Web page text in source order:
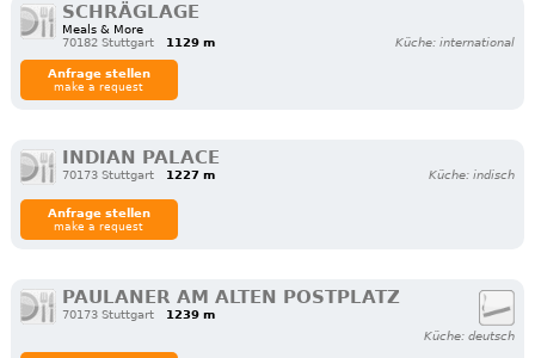
SCHRÄGLAGE
Meals & More
70182 Stuttgart
1129 m Küche: international
Anfrage stellen
make a request
INDIAN PALACE
70173 Stuttgart 1227 m Küche: indisch
Anfrage stellen
make a request
PAULANER AM ALTEN POSTPLATZ
70173 Stuttgart
1239 m
Küche: deutsch